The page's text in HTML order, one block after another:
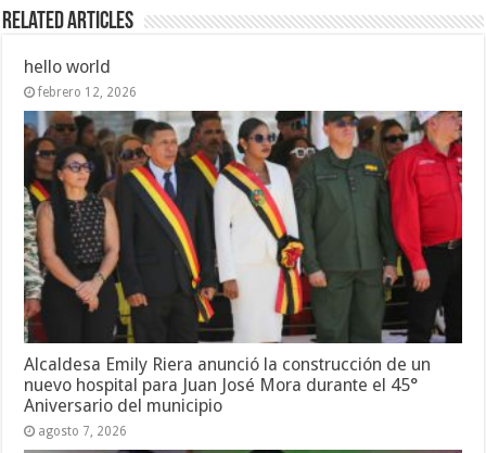
Related Articles
hello world
febrero 12, 2026
Alcaldesa Emily Riera anunció la construcción de un
nuevo hospital para Juan José Mora durante el 45°
Aniversario del municipio
agosto 7, 2026